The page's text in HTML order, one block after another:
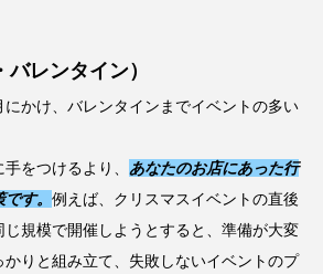
レンタイン）
かけ、バレンタインまでイベントの多い
をつけるより、 あなたのお店にあった行
す。 例えば、クリスマスイベントの直後
規模で開催しようとすると、準備が大変
りと組み立て、失敗しないイベントのプ